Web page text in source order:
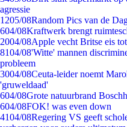
agressie
1205/08Random Pics van de
604/08Kraftwerk brengt
2004/08Apple vecht Britse eis
8104/08'Witte' mannen
probleem
3004/08Ceuta-leider noemt
'gruweldaad'
604/08Grote natuurbrand
604/08FOK! was even down
4104/08Regering VS geeft